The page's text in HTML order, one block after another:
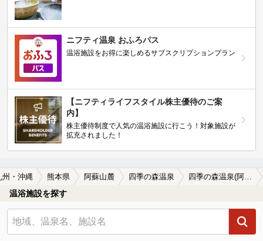
ニフティ温泉 おふろパス
温浴施設をお得に楽しめるサブスクリプションプラン
【ニフティライフスタイル株主優待のご案
内】
株主優待制度で人気の温浴施設に行こう！対象施設が
拡充されました！
州・沖縄 熊本県 阿蘇山麓 四季の森温泉
温浴施設を探す